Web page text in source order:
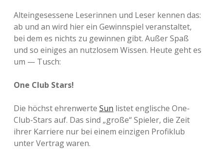
Alteingesessene Leserinnen und Leser kennen das:
ab und an wird hier ein Gewinnspiel veranstaltet,
bei dem es nichts zu gewinnen gibt. Außer Spaß
und so einiges an nutzlosem Wissen. Heute geht es
um — Tusch:
One Club Stars!
Die höchst ehrenwerte Sun listet englische One-
Club-Stars auf. Das sind „große“ Spieler, die Zeit
ihrer Karriere nur bei einem einzigen Profiklub
unter Vertrag waren.